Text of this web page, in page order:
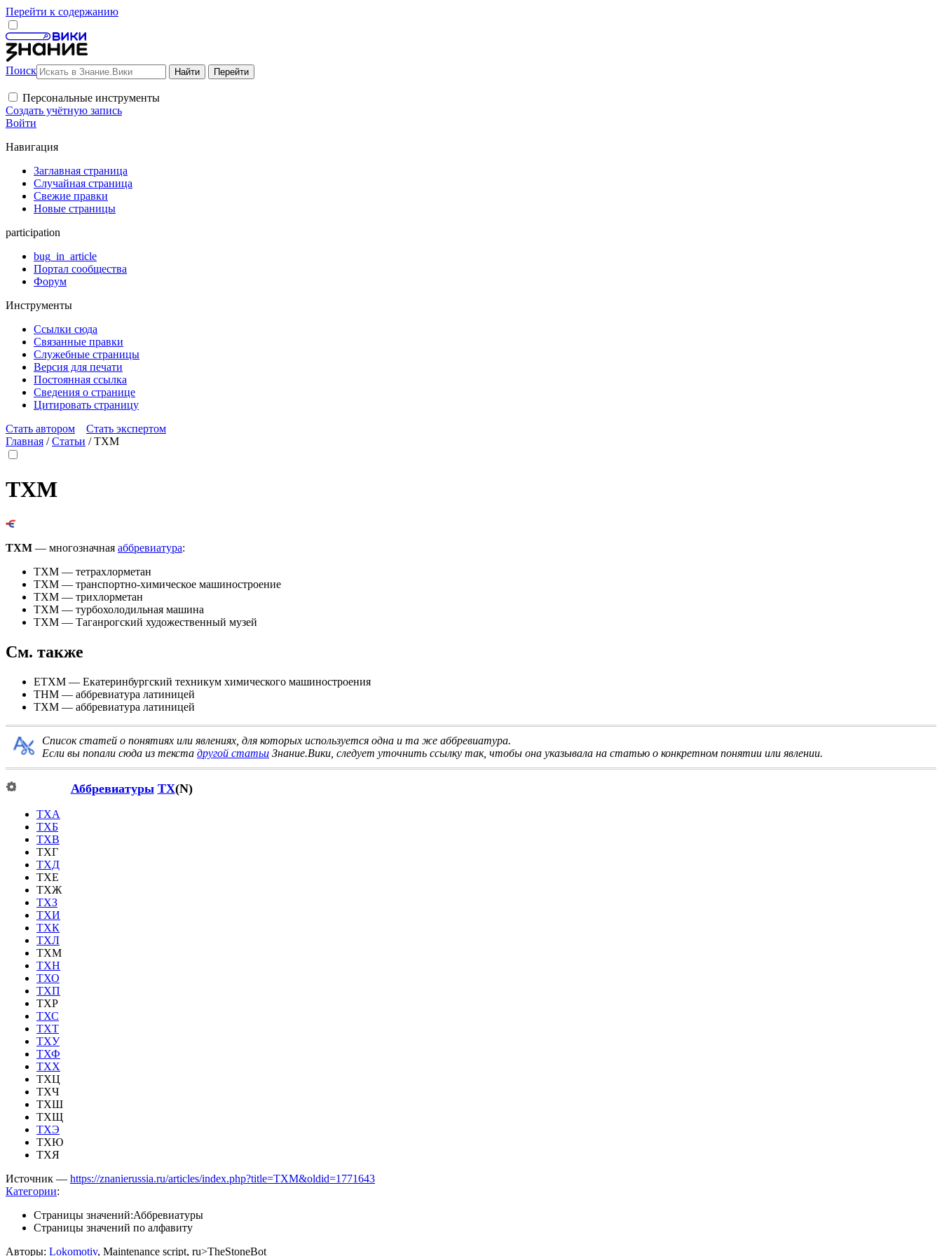
Перейти к содержанию
Поиск
Персональные инструменты
Создать учётную запись
Войти
Навигация
Заглавная страница
Случайная страница
Свежие правки
Новые страницы
participation
bug_in_article
Портал сообщества
Форум
Инструменты
Ссылки сюда
Связанные правки
Служебные страницы
Версия для печати
Постоянная ссылка
Сведения о странице
Цитировать страницу
Стать автором
Стать экспертом
Главная /Статьи /ТХМ
ТХМ
ТХМ — многозначная аббревиатура:
ТХМ — тетрахлорметан
ТХМ — транспортно-химическое машиностроение
ТХМ — трихлорметан
ТХМ — турбохолодильная машина
ТХМ — Таганрогский художественный музей
См. также
ЕТХМ — Екатеринбургский техникум химического машиностроения
THM — аббревиатура латиницей
TXM — аббревиатура латиницей
Список статей о понятиях или явлениях, для которых используется одна и та же аббревиатура.
Если вы попали сюда из текста другой статьи Знание.Вики, следует уточнить ссылку так, чтобы она указывала на статью о конкретном понятии или явлении.
Аббревиатуры ТХ(N)
ТХА
ТХБ
ТХВ
ТХГ
ТХД
ТХЕ
ТХЖ
ТХЗ
ТХИ
ТХК
ТХЛ
ТХМ
ТХН
ТХО
ТХП
ТХР
ТХС
ТХТ
ТХУ
ТХФ
ТХХ
ТХЦ
ТХЧ
ТХШ
ТХЩ
ТХЭ
ТХЮ
ТХЯ
Источник — https://znanierussia.ru/articles/index.php?title=ТХМ&oldid=1771643
Категории:
Страницы значений:Аббревиатуры
Страницы значений по алфавиту
Авторы: Lokomotiv, Maintenance script, ru>TheStoneBot